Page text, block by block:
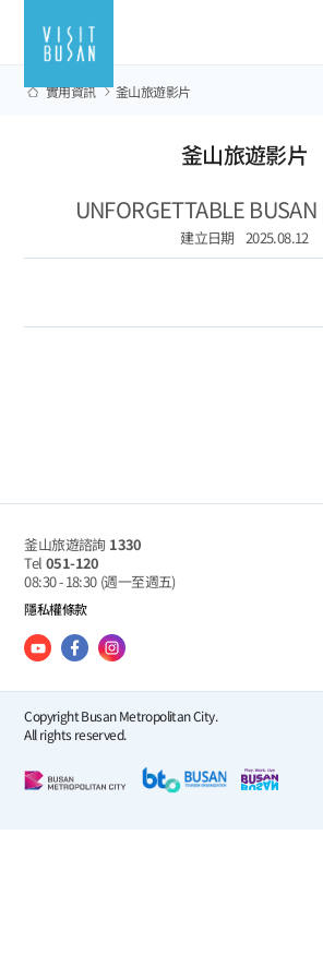
實用資訊 釜山旅遊影片
釜山旅遊影片
UNFORGETTABLE
建立日期 2025.08.12
釜山旅遊諮詢 1330
Tel 051-120
08:30 - 18:30 (週一至週五)
隱私權條款
Copyright Busan Metropolitan City.
All rights reserved.